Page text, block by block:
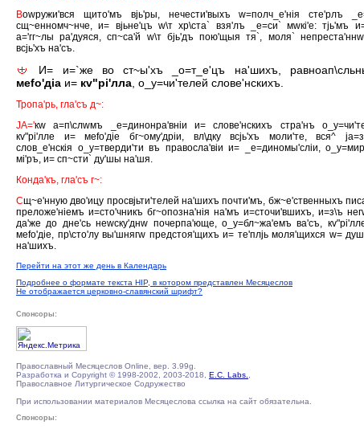
Воwружи'вся щито'мъ вjь'ры, нечести'выхъ w=полч_е'нiя сте'рлъ
сщ~енномч~нче, и= вjьне'цъ w\т хр\ста` взя'лъ _е=си` мwкi'е: тjь'мъ
а='гг~лы ра'дуяся, сп~са'й w\т бjь'дъ пою'щыя тя`, моля`
всjь'хъ на'съ.
И= и=`же во ст~ы'хъ _о=т_е'цъ на'шихъ,
меfо'дiа и= кv"рi'лла , о_у=чи'телей слове'нскихъ.
Тропа'рь, гла'съ д~:
JА='кw а=п\слwмъ _е=динонра'внiи и= слове'нскихъ стра'нъ
кv"рi'лле и= меfо'дiе бг~ому'дрiи, вл\дку всjь'хъ моли'те, вся^
слов_е'нскiя о_у=тверди'ти въ правосла'вiи и= _е=диномы'слiи,
мi'ръ, и= сп~сти` ду'шы на'шя.
Конда'къ, гла'съ г~:
Сщ~е'нную дво'ицу просвjьти'телей на'шихъ почти'мъ, бж~е'ственныхъ
преложе'нiемъ и=сто'чникъ бг~опозна'нiя на'мъ и=сточи'вшихъ, и=з\ъ
да'же до дне'сь неwску'днw почерпа'юще, о_у=бл~жа'емъ ва'съ,
меfо'дiе, пр\сто'лу вы'шнягw предстоя'щихъ и= те'плjь моля'щихся w=
на'шихъ.
Перейти на этот же день в Календарь
Подробнее о формате текста HIP, в котором представлен Месяцеслов
Не отображается церковно-славянский шрифт?
Спонсоры:
Православный Месяцеслов Online, вер. 3.99g.
Разработка и Copyright © 1998-2002, 2003-2018, E.C. Labs.
Православное Литургическое Содружество
При использовании материалов Месяцеслова ссылка на сайт обязательна.
Спонсоры: